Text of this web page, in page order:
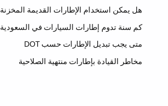
هل يمكن استخدام الإطارات القديمة المخزنة
كم سنة تدوم إطارات السيارات في السعودية
متى يجب تبديل الإطارات حسب DOT
مخاطر القيادة بإطارات منتهية الصلاحية